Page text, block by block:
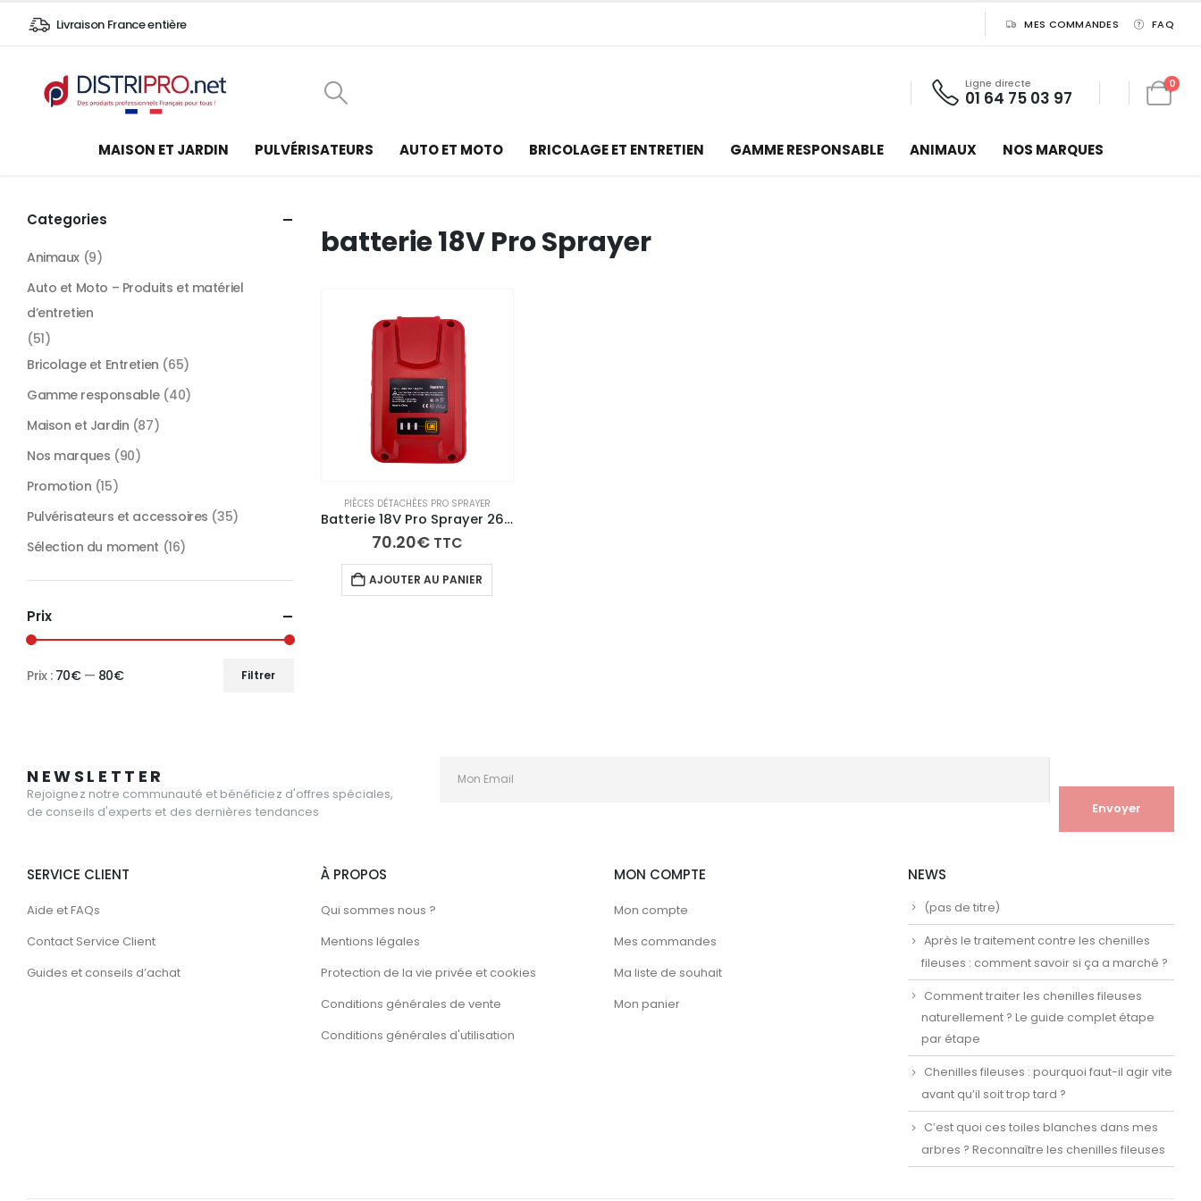
Livraison France entière MES COMMANDES FAQ
Ligne directe
01 64 75 03 97
0
MAISON ET JARDIN PULVÉRISATEURS AUTO ET MOTO BRICOLAGE ET ENTRETIEN GAMME RESPONSABLE ANIMAUX NOS MARQUES
batterie 18V Pro Sprayer
PIÈCES DÉTACHÉES PRO SPRAYER
Batterie 18V Pro Sprayer 26000mAh Lithium-Ion – Autonomie 2h30 Recharge Rapide
70.20€ TTC
AJOUTER AU PANIER
Categories
Animaux (9)
Auto et Moto – Produits et matériel
d’entretien
(51)
Bricolage et Entretien (65)
Gamme responsable (40)
Maison et Jardin (87)
Nos marques (90)
Promotion (15)
Pulvérisateurs et accessoires (35)
Sélection du moment (16)
Prix
Filtrer
Prix : 70€— 80€
NEWSLETTER
Rejoignez notre communauté et bénéficiez d'offres spéciales,
de conseils d'experts et des dernières tendances
SERVICE CLIENT
Aide et FAQs
Contact Service Client
Guides et conseils d’achat
À PROPOS
Qui sommes nous ?
Mentions légales
Protection de la vie privée et cookies
Conditions générales de vente
Conditions générales d'utilisation
MON COMPTE
Mon compte
Mes commandes
Ma liste de souhait
Mon panier
NEWS
(pas de titre)
Après le traitement contre les chenilles
fileuses : comment savoir si ça a marché ?
Comment traiter les chenilles fileuses
naturellement ? Le guide complet étape
par étape
Chenilles fileuses : pourquoi faut-il agir vite
avant qu’il soit trop tard ?
C’est quoi ces toiles blanches dans mes
arbres ? Reconnaître les chenilles fileuses